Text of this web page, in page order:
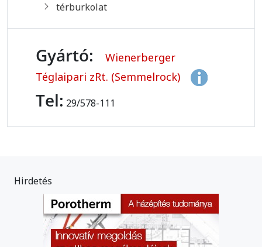
térburkolat
Gyártó:
Wienerberger
Téglaipari zRt. (Semmelrock)
Tel: 29/578-111
Hirdetés